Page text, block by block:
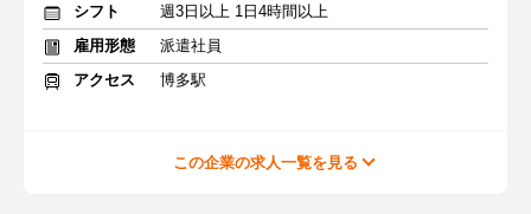
シフト
週3日以上 1日4時間以上
雇用形態
派遣社員
アクセス
博多駅
この企業の求人一覧を見る